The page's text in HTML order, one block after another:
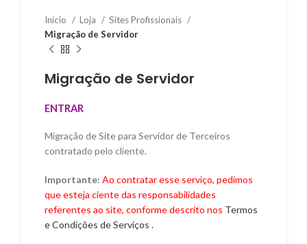
Início Loja
Sites Profissionais
Migração de Servidor
Migração de Servidor
ENTRAR
Migração de Site para Servidor de Terceiros
contratado pelo cliente.
Importante: Ao contratar esse serviço, pedimos
que esteja ciente das responsabilidades
referentes ao site, conforme descrito nos Termos
e Condições de Serviços .